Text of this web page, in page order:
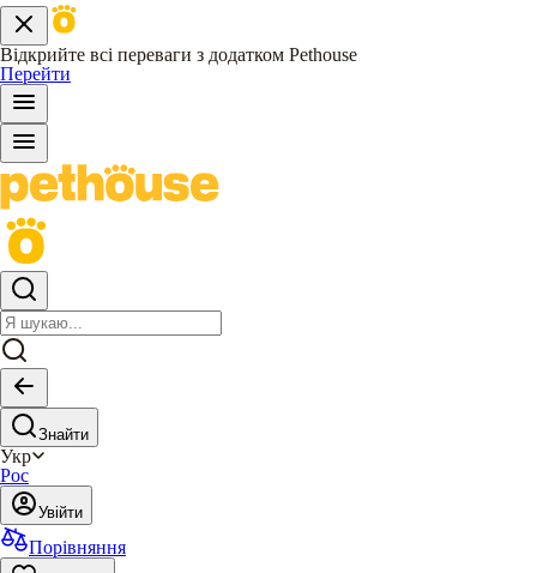
Відкрийте всі переваги з додатком Pethouse
Перейти
Знайти
Укр
Рос
Увійти
Порівняння